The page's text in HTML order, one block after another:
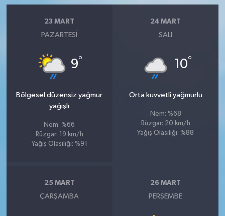
23 MART
PAZARTESI
9°
Bölgesel düzensiz yağmur
yağışlı
Nem: %66
Rüzgar: 19 km/h
Yağış Olasılığı: %91
24 MART
SALI
10°
Orta kuvvetli yağmurlu
Nem: %68
Rüzgar: 20 km/h
Yağış Olasılığı: %88
25 MART
ÇARŞAMBA
26 MART
PERŞEMBE